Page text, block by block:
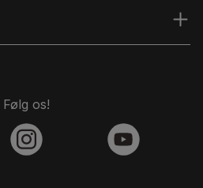
Følg os!
instagram youtube